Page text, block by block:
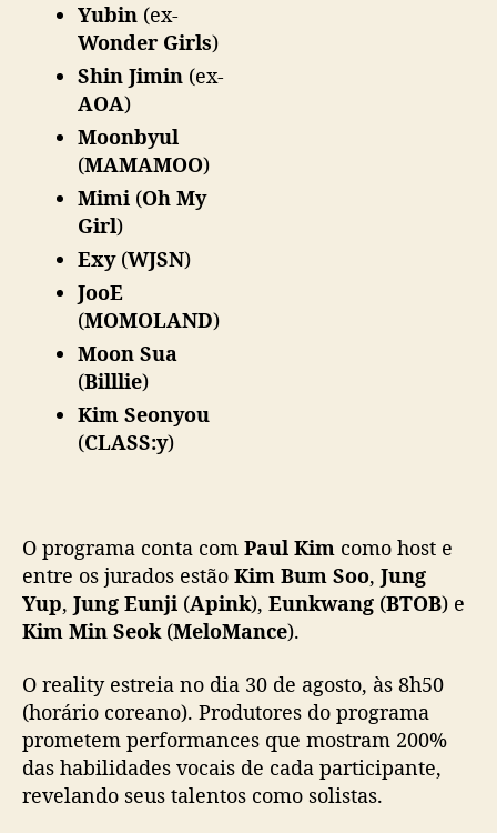
Yubin (ex-
Wonder Girls)
Shin Jimin (ex-
AOA)
Moonbyul
(MAMAMOO)
Mimi (Oh My
Girl)
Exy (WJSN)
JooE
(MOMOLAND)
Moon Sua
(Billlie)
Kim Seonyou
(CLASS:y)
O programa conta com Paul Kim como host e
entre os jurados estão Kim Bum Soo, Jung
Yup, Jung Eunji (Apink), Eunkwang (BTOB) e
Kim Min Seok (MeloMance).
O reality estreia no dia 30 de agosto, às 8h50
(horário coreano). Produtores do programa
prometem performances que mostram 200%
das habilidades vocais de cada participante,
revelando seus talentos como solistas.